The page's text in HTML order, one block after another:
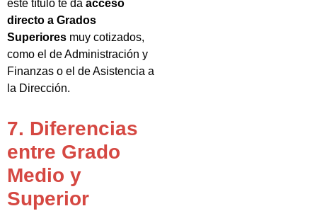
este título te da acceso
directo a Grados
Superiores muy cotizados,
como el de Administración y
Finanzas o el de Asistencia a
la Dirección.
7. Diferencias
entre Grado
Medio y
Superior